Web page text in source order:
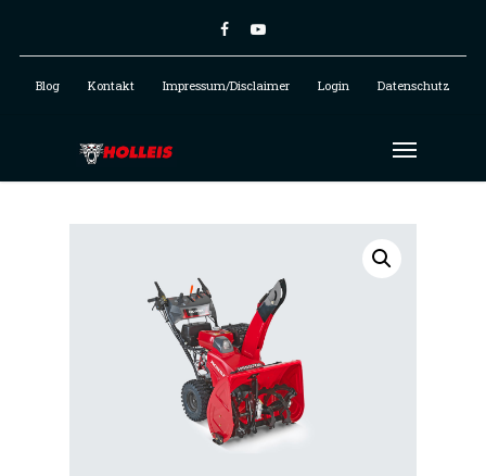
Blog Kontakt Impressum/Disclaimer Login Datenschutz